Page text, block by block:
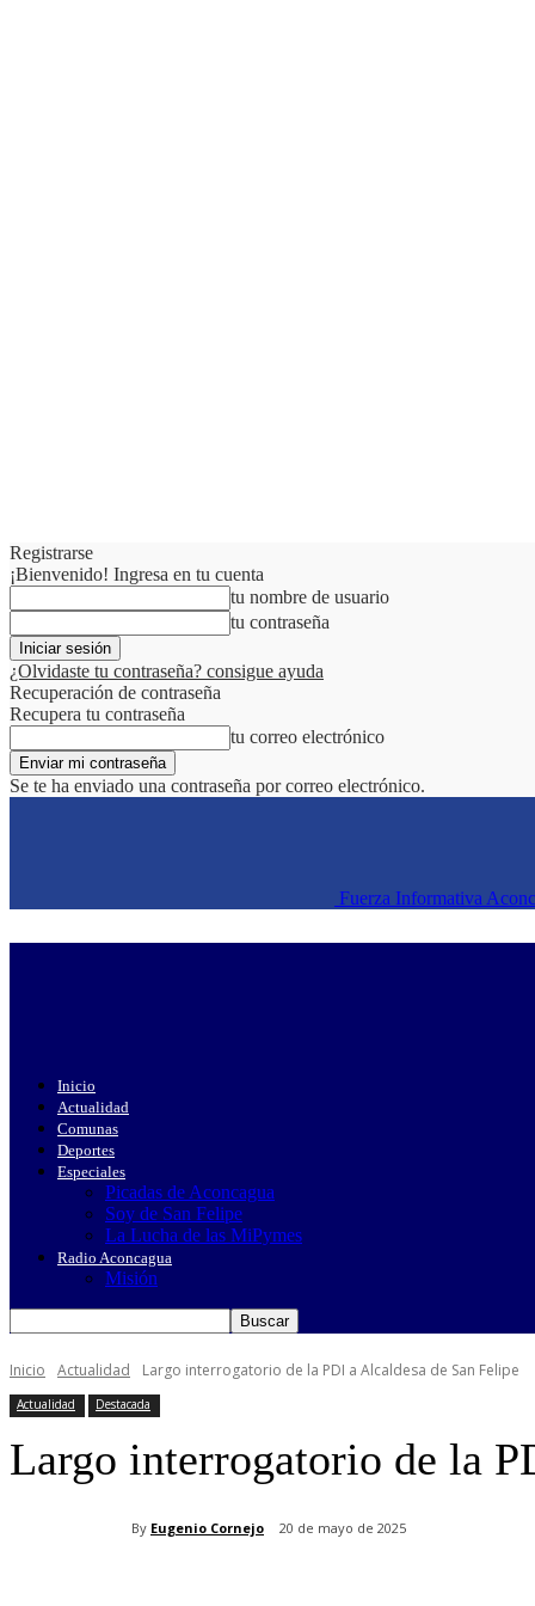
Registrarse
¡Bienvenido! Ingresa en tu cuenta
tu nombre de usuario
tu contraseña
¿Olvidaste tu contraseña? consigue ayuda
Recuperación de contraseña
Recupera tu contraseña
tu correo electrónico
Se te ha enviado una contraseña por correo electrónico.
Fuerza Informativa
Inicio
Actualidad
Comunas
Deportes
Especiales
Picadas de Aconcagua
Soy de San Felipe
La Lucha de las MiPymes
Radio Aconcagua
Misión
Inicio Actualidad Largo interrogatorio de la PDI a Alcaldesa de San Felipe
Actualidad Destacada
Largo interrogatorio de la
By Eugenio Cornejo 20 de mayo de 2025